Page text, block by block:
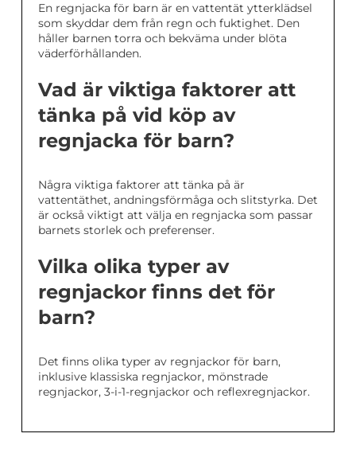
En regnjacka för barn är en vattentät ytterklädsel
som skyddar dem från regn och fuktighet. Den
håller barnen torra och bekväma under blöta
väderförhållanden.
Vad är viktiga faktorer att
tänka på vid köp av
regnjacka för barn?
Några viktiga faktorer att tänka på är
vattentäthet, andningsförmåga och slitstyrka. Det
är också viktigt att välja en regnjacka som passar
barnets storlek och preferenser.
Vilka olika typer av
regnjackor finns det för
barn?
Det finns olika typer av regnjackor för barn,
inklusive klassiska regnjackor, mönstrade
regnjackor, 3-i-1-regnjackor och reflexregnjackor.